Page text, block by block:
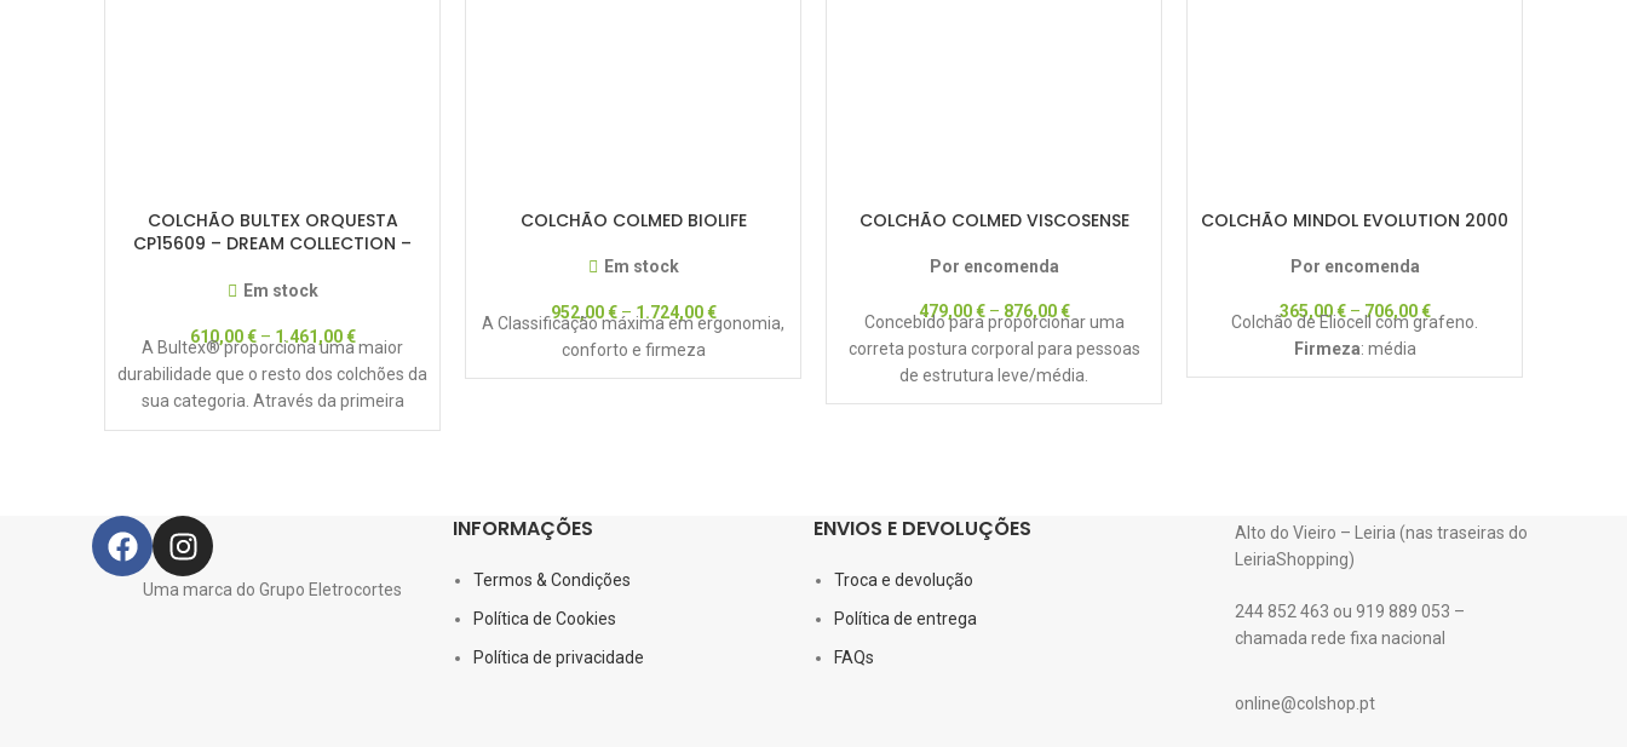
COLCHÃO BULTEX ORQUESTA
CP15609 – DREAM COLLECTION –
Em stock
610,00€– 1.461,00€
A Bultex® proporciona uma maior
durabilidade que o resto dos colchões da
sua categoria. Através da primeira
Camada de Progressão
COLCHÃO COLMED BIOLIFE
Em stock
952,00€– 1.724,00€
A Classificação máxima em ergonomia,
conforto e firmeza
COLCHÃO COLMED VISCOSENSE
Por encomenda
479,00€– 876,00€
Concebido para proporcionar uma
correta postura corporal para pessoas
de estrutura leve/média.
COLCHÃO MINDOL EVOLUTION 2000
Por encomenda
365,00€– 706,00€
Colchão de Eliocell com grafeno.
Firmeza: média
Uma marca do Grupo Eletrocortes
INFORMAÇÕES
Termos & Condições
Política de Cookies
Política de privacidade
ENVIOS E DEVOLUÇÕES
Troca e devolução
Política de entrega
FAQs
Alto do Vieiro – Leiria (nas traseiras do
LeiriaShopping)
244 852 463 ou 919 889 053 –
chamada rede fixa nacional
online@colshop.pt